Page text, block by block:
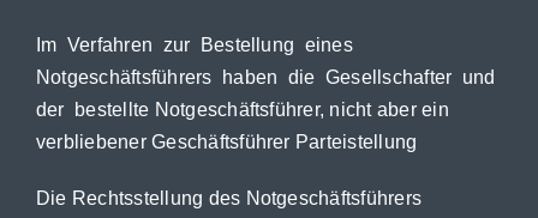
Im Verfahren zur Bestellung eines
Notgeschäftsführers haben die Gesellschafter und
der bestellte Notgeschäftsführer, nicht aber ein
verbliebener Geschäftsführer Parteistellung
Die Rechtsstellung des Notgeschäftsführers